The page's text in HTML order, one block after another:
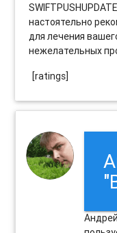
настоятельно
для лечения
нежелательных
[ratings]